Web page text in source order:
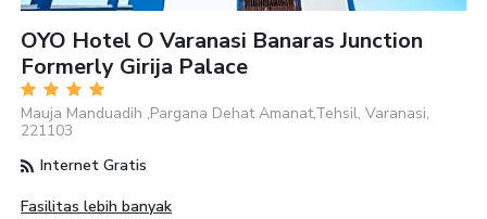
OYO Hotel O Varanasi Banaras Junction
Formerly Girija Palace
Mauja Manduadih ,Pargana Dehat Amanat,Tehsil, Varanasi,
221103
Internet Gratis
Fasilitas lebih banyak